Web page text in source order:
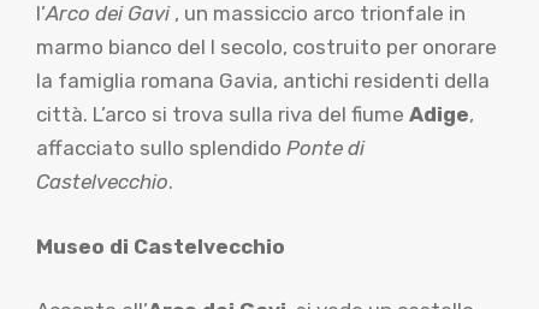
l’Arco dei Gavi, un massiccio arco trionfale in
marmo bianco del I secolo, costruito per onorare
la famiglia romana Gavia, antichi residenti della
città. L’arco si trova sulla riva del fiume Adige,
affacciato sullo splendido Ponte di
Castelvecchio.
Museo di Castelvecchio